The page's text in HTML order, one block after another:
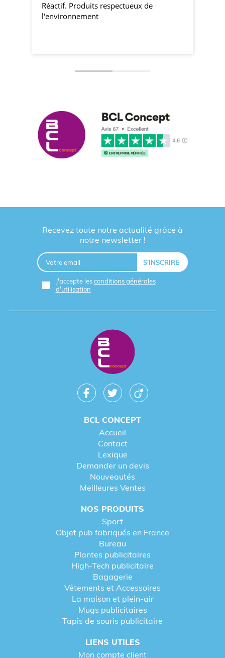
Réactif. Produits respectueux de
l'environnement
Recevez toute notre actualité grâce à
notre newsletter !
J'accepte lesconditions générales
d'utilisation
BCL CONCEPT
Accueil
Contact
Lexique
Demander un devis
Nouveautés
Meilleures Ventes
NOS PRODUITS
Sport
Objet pub fabriqués en France
Bureau
Plantes publicitaires
High-Tech publicitaire
Bagagerie
Vêtements et Accessoires
La maison et plein-air
Mugs publicitaires
Tapis de souris publicitaire
LIENS UTILES
Mon compte client